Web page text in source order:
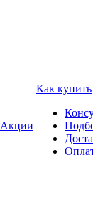
Акции
Как купить